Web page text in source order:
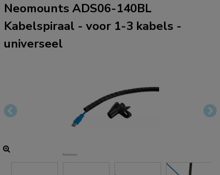
Neomounts ADS06-140BL
Kabelspiraal - voor 1-3 kabels -
universeel